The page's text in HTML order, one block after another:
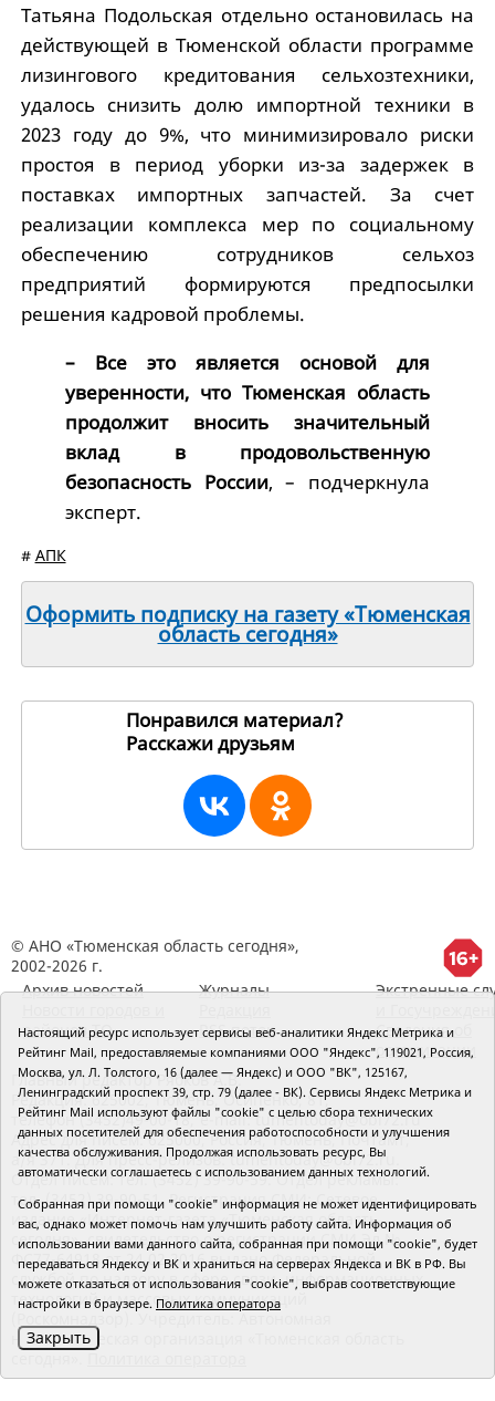
Татьяна Подольская отдельно остановилась на
действующей в Тюменской области программе
лизингового кредитования сельхозтехники,
удалось снизить долю импортной техники в
2023 году до 9%, что минимизировало риски
простоя в период уборки из-за задержек в
поставках импортных запчастей. За счет
реализации комплекса мер по социальному
обеспечению сотрудников сельхоз
предприятий формируются предпосылки
решения кадровой проблемы.
– Все это является основой для
уверенности, что Тюменская область
продолжит вносить значительный
вклад в продовольственную
безопасность России, – подчеркнула
эксперт.
# АПК
Оформить подписку на газету «Тюменская
область сегодня»
Понравился материал?
Расскажи друзьям
© АНО «Тюменская область сегодня»,
2002-2026 г.
Архив новостей
районов ТО
Журналы
RSS поток
Экстренные
Сведения об
организации
Главный редактор Рябков А.В.
Редакция: 625002, Тюмень, Осипенко, 81,
телефон (3452)49-00-18, e-mail: tumentoday@obl72.ru
Адрес для писем: 625000, Россия, Тюмень, Почтамт,
а/я 371. Для пресс-релизов: tumentoday@obl72.ru.
Отдел писем: тел. (3452) 39-90-59. Отдел рекламы:
тел. (3452) 39-90-51. Регистрация СМИ: Сетевое
издание «Интернет-газета «Тюменская область
сегодня», свидетельство о регистрации СМИ Эл №
ФС77-64918 от 24.02.2016 выдано Федеральной
службой по надзору в сфере связи, информационных
технологий и массовых коммуникаций
некоммерческая организация «Тюменская область
Настоящий ресурс использует сервисы веб-аналитики Яндекс Метрика и
Рейтинг Mail, предоставляемые компаниями ООО "Яндекс", 119021, Россия,
Москва, ул. Л. Толстого, 16 (далее — Яндекс) и ООО "ВК", 125167,
Ленинградский проспект 39, стр. 79 (далее - ВК). Сервисы Яндекс Метрика и
Рейтинг Mail используют файлы "cookie" с целью сбора технических
данных посетителей для обеспечения работоспособности и улучшения
качества обслуживания. Продолжая использовать ресурс, Вы
автоматически соглашаетесь с использованием данных технологий.
Собранная при помощи "cookie" информация не может идентифицировать
вас, однако может помочь нам улучшить работу сайта. Информация об
использовании вами данного сайта, собранная при помощи "cookie", будет
передаваться Яндексу и ВК и храниться на серверах Яндекса и ВК в РФ. Вы
можете отказаться от использования "cookie", выбрав соответствующие
настройки в браузере. Политика оператора
Закрыть